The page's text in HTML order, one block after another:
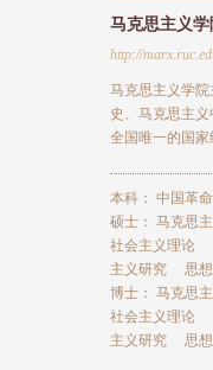
马克思主义学
http://
马克思主义学
史、马克思主
全国唯一的国
本科： 中国革
硕士： 马克思
社会主义理论
主义研究
思
博士： 马克思
社会主义理论
主义研究
思